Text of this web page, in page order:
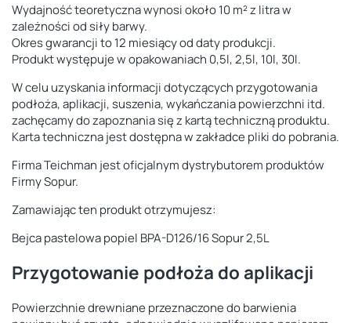
Wydajność teoretyczna wynosi około 10 m² z litra w
zależności od siły barwy.
Okres gwarancji to 12 miesiący od daty produkcji.
Produkt występuje w opakowaniach 0,5l, 2,5l, 10l, 30l.
W celu uzyskania informacji dotyczących przygotowania
podłoża, aplikacji, suszenia, wykańczania powierzchni itd.
zachęcamy do zapoznania się z kartą techniczną produktu.
Karta techniczna jest dostępna w zakładce pliki do pobrania.
Firma Teichman jest oficjalnym dystrybutorem produktów
Firmy Sopur.
Zamawiając ten produkt otrzymujesz:
Bejca pastelowa popiel BPA-D126/16 Sopur 2,5L
Przygotowanie podłoża do aplikacji
Powierzchnie drewniane przeznaczone do barwienia